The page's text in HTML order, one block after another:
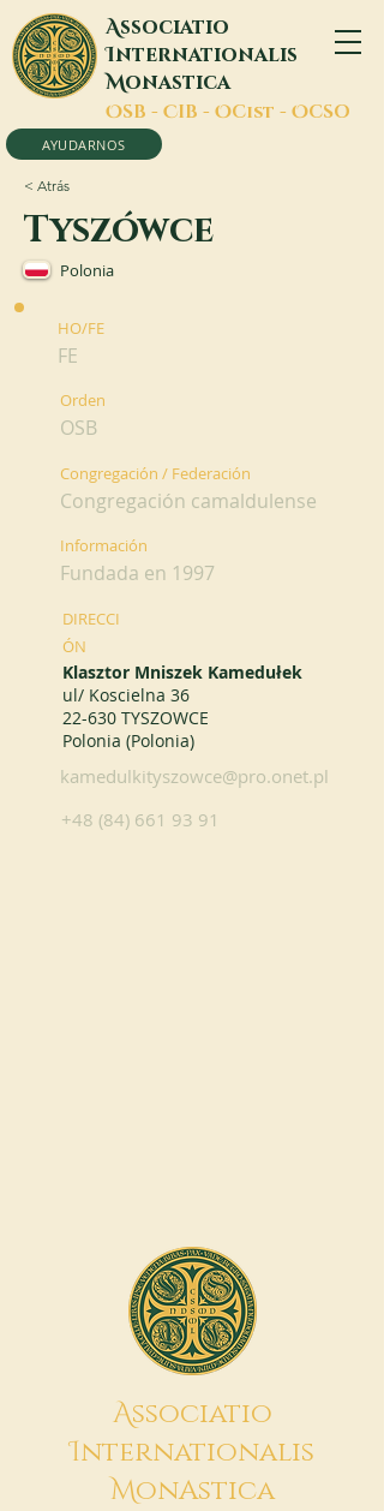
Associatio
Internationalis
Monastica
OSB - CIB - OCist - OCSO
AYUDARNOS
< Atrás
Tyszówce
Polonia
HO/FE
FE
Orden
OSB
Congregación / Federación
Congregación camaldulense
Información
Fundada en 1997
DIRECCI
ÓN
Klasztor Mniszek Kamedułek
ul/ Koscielna 36
22-630 TYSZOWCE
Polonia (Polonia)
kamedulkityszowce@pro.onet.pl
+48 (84) 661 93 91
Associatio
Internationalis
MonAstica